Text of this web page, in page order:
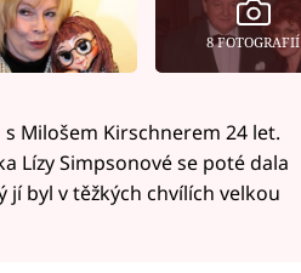
8 FOTOGRAFIÍ
Milošem Kirschnerem 24 let.
Lízy Simpsonové se poté dala
byl v těžkých chvílích velkou